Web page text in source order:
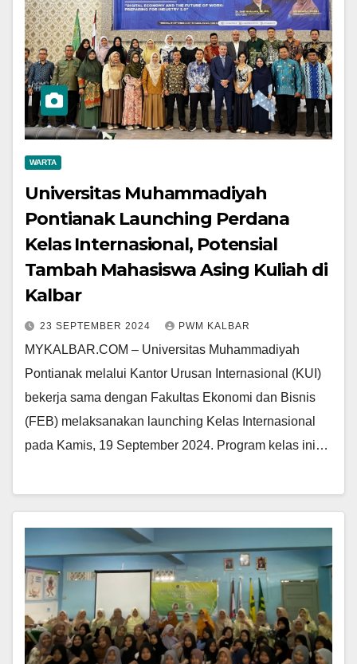
WARTA
Universitas Muhammadiyah
Pontianak Launching Perdana
Kelas Internasional, Potensial
Tambah Mahasiswa Asing Kuliah di
Kalbar
23 SEPTEMBER 2024 PWM KALBAR
MYKALBAR.COM – Universitas Muhammadiyah
Pontianak melalui Kantor Urusan Internasional (KUI)
bekerja sama dengan Fakultas Ekonomi dan Bisnis
(FEB) melaksanakan launching Kelas Internasional
pada Kamis, 19 September 2024. Program kelas ini…